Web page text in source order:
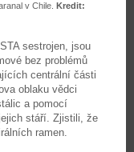
v Chile. Kredit:
sestrojen, jsou
bez problémů
centrální části
oblaku vědci
a pomocí
stáří. Zjistili, že
ramen.